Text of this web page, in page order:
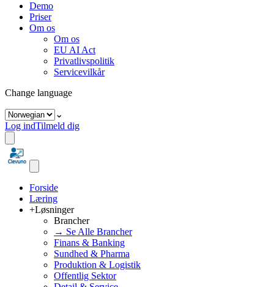
Demo
Priser
Om os
Om os
EU AI Act
Privatlivspolitik
Servicevilkår
Change language
⌄
Log indTilmeld dig
Forside
Læring
+Løsninger
Brancher
→ Se Alle Brancher
Finans & Banking
Sundhed & Pharma
Produktion & Logistik
Offentlig Sektor